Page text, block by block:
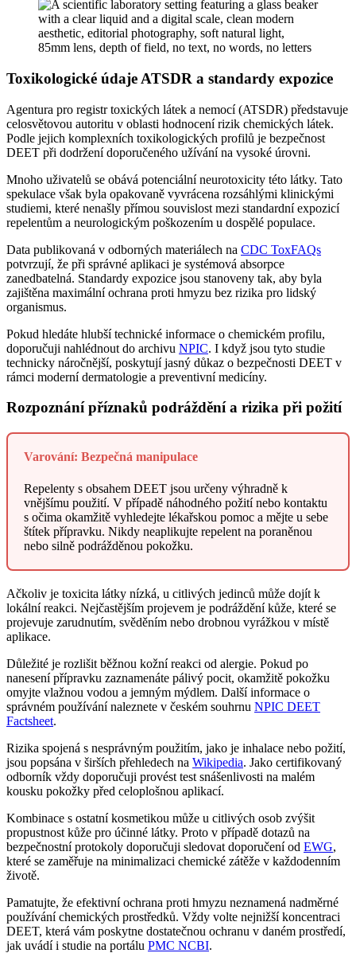
Toxikologické údaje ATSDR a standardy expozice
Agentura pro registr toxických látek a nemocí (ATSDR) představuje
celosvětovou autoritu v oblasti hodnocení rizik chemických látek.
Podle jejich komplexních toxikologických profilů je bezpečnost
DEET při dodržení doporučeného užívání na vysoké úrovni.
Mnoho uživatelů se obává potenciální neurotoxicity této látky. Tato
spekulace však byla opakovaně vyvrácena rozsáhlými klinickými
studiemi, které nenašly přímou souvislost mezi standardní expozicí
repelentům a neurologickým poškozením u dospělé populace.
Data publikovaná v odborných materiálech na CDC ToxFAQs
potvrzují, že při správné aplikaci je systémová absorpce
zanedbatelná. Standardy expozice jsou stanoveny tak, aby byla
zajištěna maximální ochrana proti hmyzu bez rizika pro lidský
organismus.
Pokud hledáte hlubší technické informace o chemickém profilu,
doporučuji nahlédnout do archivu NPIC. I když jsou tyto studie
technicky náročnější, poskytují jasný důkaz o bezpečnosti DEET v
rámci moderní dermatologie a preventivní medicíny.
Rozpoznání příznaků podráždění a rizika při požití
Varování: Bezpečná manipulace
Repelenty s obsahem DEET jsou určeny výhradně k
vnějšímu použití. V případě náhodného požití nebo kontaktu
s očima okamžitě vyhledejte lékařskou pomoc a mějte u sebe
štítek přípravku. Nikdy neaplikujte repelent na poraněnou
nebo silně podrážděnou pokožku.
Ačkoliv je toxicita látky nízká, u citlivých jedinců může dojít k
lokální reakci. Nejčastějším projevem je podráždění kůže, které se
projevuje zarudnutím, svěděním nebo drobnou vyrážkou v místě
aplikace.
Důležité je rozlišit běžnou kožní reakci od alergie. Pokud po
nanesení přípravku zaznamenáte pálivý pocit, okamžitě pokožku
omyjte vlažnou vodou a jemným mýdlem. Další informace o
správném používání naleznete v českém souhrnu NPIC DEET
Factsheet.
Rizika spojená s nesprávným použitím, jako je inhalace nebo požití,
jsou popsána v širších přehledech na Wikipedia. Jako certifikovaný
odborník vždy doporučuji provést test snášenlivosti na malém
kousku pokožky před celoplošnou aplikací.
Kombinace s ostatní kosmetikou může u citlivých osob zvýšit
propustnost kůže pro účinné látky. Proto v případě dotazů na
bezpečnostní protokoly doporučuji sledovat doporučení od EWG,
které se zaměřuje na minimalizaci chemické zátěže v každodenním
životě.
Pamatujte, že efektivní ochrana proti hmyzu neznamená nadměrné
používání chemických prostředků. Vždy volte nejnižší koncentraci
DEET, která vám poskytne dostatečnou ochranu v daném prostředí,
jak uvádí i studie na portálu PMC NCBI.